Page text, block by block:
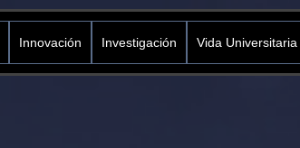
Innovación Investigación Vida Universitaria